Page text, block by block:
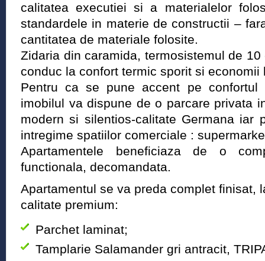
calitatea executiei si a materialelor
standardele in materie de constructii –
cantitatea de materiale folosite.
Zidaria din caramida, termosistemul de
conduc la confort termic sporit si
Pentru ca se pune accent pe confortul
imobilul va dispune de o parcare privata
modern si silentios-calitate Germana iar
intregime spatiilor comerciale :
Apartamentele beneficiaza de o
functionala, decomandata.
Apartamentul se va preda complet finisat,
calitate premium:
Parchet laminat;
Tamplarie Salamander gri antracit,